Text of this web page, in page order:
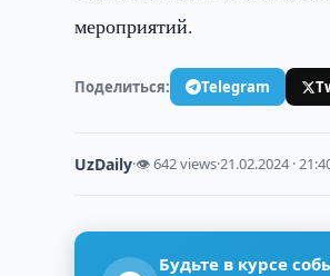
мероприятий.
Поделиться: Telegram
UzDaily·👁 642 views·21.02.2024 ·
Будьте в курсе